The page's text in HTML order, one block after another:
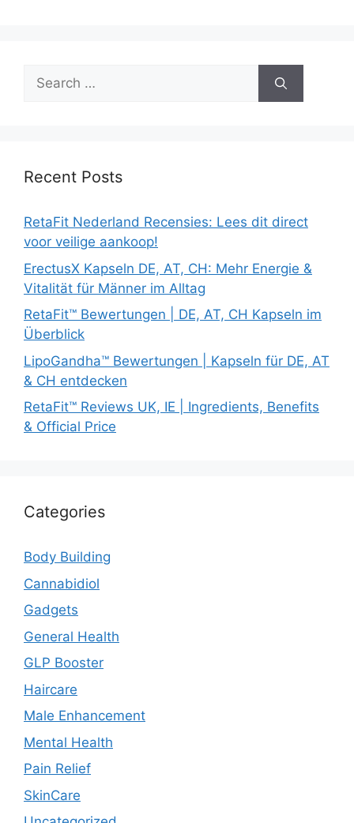
Search
for:
Recent Posts
RetaFit Nederland Recensies: Lees dit direct
voor veilige aankoop!
ErectusX Kapseln DE, AT, CH: Mehr Energie &
Vitalität für Männer im Alltag
RetaFit™ Bewertungen | DE, AT, CH Kapseln im
Überblick
LipoGandha™ Bewertungen | Kapseln für DE, AT
& CH entdecken
RetaFit™ Reviews UK, IE | Ingredients, Benefits
& Official Price
Categories
Body Building
Cannabidiol
Gadgets
General Health
GLP Booster
Haircare
Male Enhancement
Mental Health
Pain Relief
SkinCare